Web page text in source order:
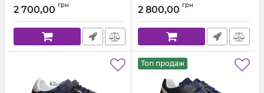
2 700,00 грн 2 800,00 грн
Топ продаж